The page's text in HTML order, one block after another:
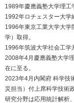
1989年慶應義塾大学理工
1992年ロチェスター大学
1996年東京工業大学大学
学）取得。
1996年筑波大学社会工学
2008年4月慶應義塾大学
在に至る。
2023年4月内閣府 科学技
災担当）付上席科学技術
研究分野は応用統計解析